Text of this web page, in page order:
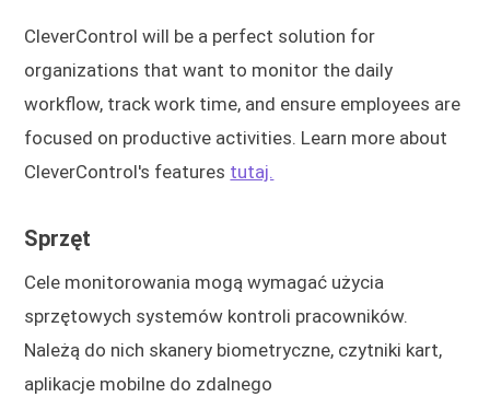
CleverControl will be a perfect solution for
organizations that want to monitor the daily
workflow, track work time, and ensure employees are
focused on productive activities. Learn more about
CleverControl's features tutaj.
Sprzęt
Cele monitorowania mogą wymagać użycia
sprzętowych systemów kontroli pracowników.
Należą do nich skanery biometryczne, czytniki kart,
aplikacje mobilne do zdalnego